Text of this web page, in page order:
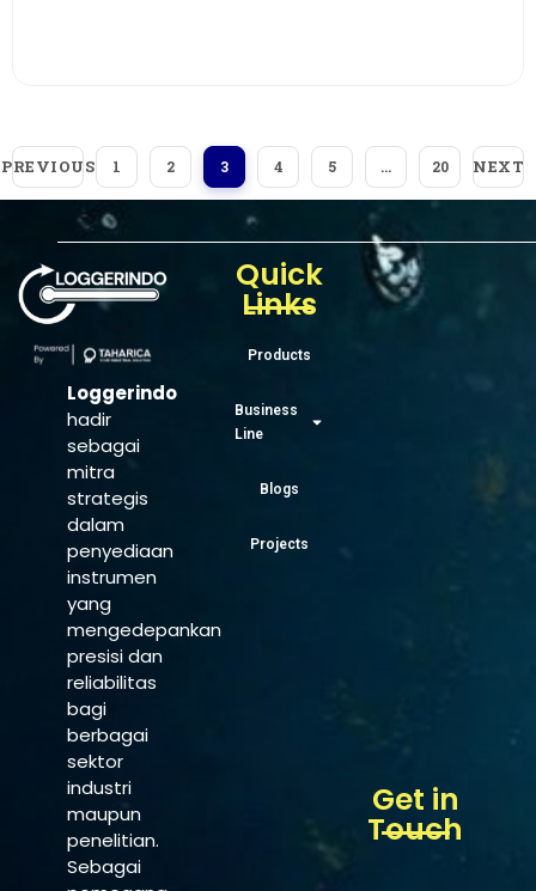
PREVIOUS 1 2 3 4 5 … 20 NEXT
Loggerindo
hadir
sebagai
mitra
strategis
dalam
penyediaan
instrumen
yang
mengedepankan
presisi dan
reliabilitas
bagi
berbagai
sektor
industri
maupun
penelitian.
Sebagai
Quick
Links
Products
Business
Line
Blogs
Projects
Get in
Touch